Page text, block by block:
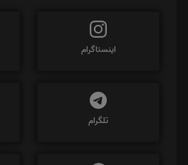
اینستاگرام
تلگرام